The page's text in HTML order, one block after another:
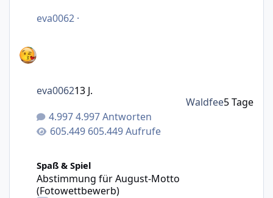
eva0062 ·
4.997 Antworten
605.449 Aufrufe
eva006213 J.
Waldfee5 Tage
Spaß & Spiel
Abstimmung für August-Motto
(Fotowettbewerb)